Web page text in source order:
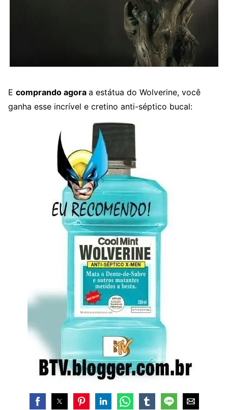
E comprando agora a estátua do Wolverine, você
ganha esse incrível e cretino anti-séptico bucal: